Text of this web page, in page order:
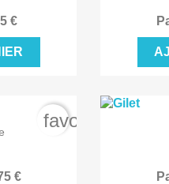
€
€
favorite_border